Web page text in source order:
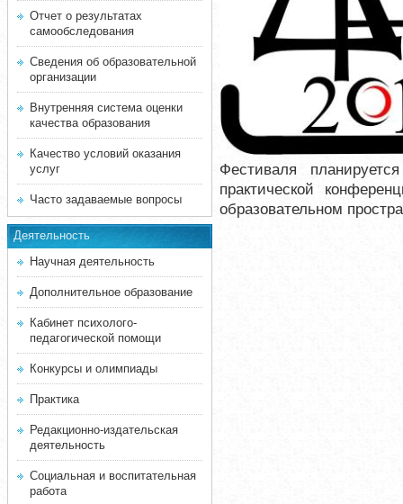
Отчет о результатах
самообследования
Сведения об образовательной
организации
Внутренняя система оценки
качества образования
Качество условий оказания
услуг
Часто задаваемые вопросы
Деятельность
Научная деятельность
Дополнительное образование
Кабинет психолого-
педагогической помощи
Конкурсы и олимпиады
Практика
Редакционно-издательская
деятельность
Социальная и воспитательная
работа
Фестиваля
практической
образовательном